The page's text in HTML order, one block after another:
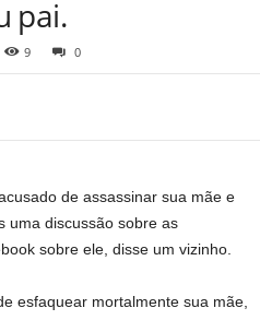
pai.
9 0
de assassinar sua mãe e
uma discussão sobre as
sobre ele, disse um vizinho.
esfaquear mortalmente sua mãe,